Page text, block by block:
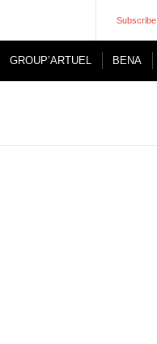
Subscribe
GROUP’ARTUEL BENA